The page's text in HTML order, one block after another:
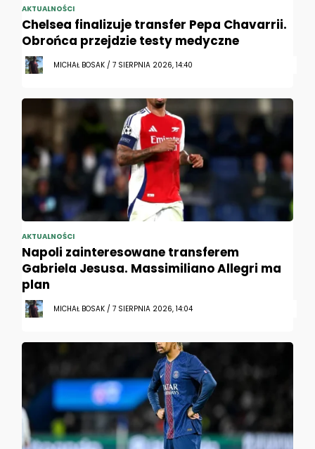
AKTUALNOŚCI
Chelsea finalizuje transfer Pepa Chavarrii.
Obrońca przejdzie testy medyczne
MICHAŁ BOSAK / 7 SIERPNIA 2026, 14:40
AKTUALNOŚCI
Napoli zainteresowane transferem
Gabriela Jesusa. Massimiliano Allegri ma
plan
MICHAŁ BOSAK / 7 SIERPNIA 2026, 14:04